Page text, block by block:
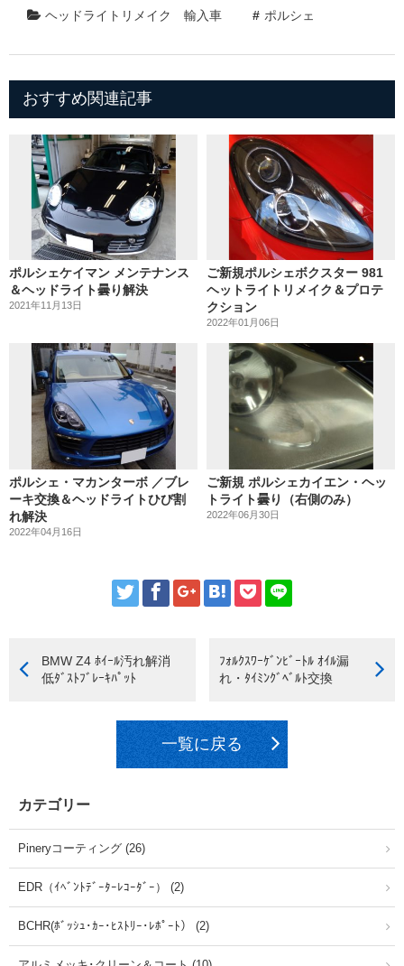
ヘッドライトリメイク 輸入車 ポルシェ
おすすめ関連記事
ポルシェケイマン メンテナンス
＆ヘッドライト曇り解決
2021年11月13日
ご新規ポルシェボクスター 981
ヘットライトリメイク＆プロテ
クション
2022年01月06日
ポルシェ・マカンターボ ／ブレ
ーキ交換＆ヘッドライトひび割
れ解決
2022年04月16日
ご新規 ポルシェカイエン・ヘッ
トライト曇り（右側のみ）
2022年06月30日
BMW Z4 ﾎｲｰﾙ汚れ解消
低ﾀﾞｽﾄﾌﾞﾚｰｷﾊﾟｯﾄ
ﾌｫﾙｸｽﾜｰｹﾞﾝﾋﾞｰﾄﾙ ｵｲﾙ漏
れ・ﾀｲﾐﾝｸﾞﾍﾞﾙﾄ交換
一覧に戻る
カテゴリー
Pineryコーティング (26)
EDR（ｲﾍﾞﾝﾄﾃﾞｰﾀｰﾚｺｰﾀﾞｰ） (2)
BCHR(ﾎﾞｯｼｭ･ｶｰ･ﾋｽﾄﾘｰ･ﾚﾎﾟｰﾄ） (2)